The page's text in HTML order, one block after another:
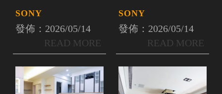
SONY
發佈：2026/05/14
SONY
發佈：2026/05/14